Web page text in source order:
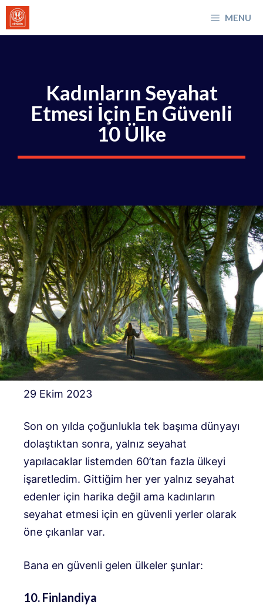
İçeriğe
atla
MENU
Kadınların Seyahat
Etmesi İçin En Güvenli
10 Ülke
29 Ekim 2023
Son on yılda çoğunlukla tek başıma dünyayı
dolaştıktan sonra, yalnız seyahat
yapılacaklar listemden 60’tan fazla ülkeyi
işaretledim. Gittiğim her yer yalnız seyahat
edenler için harika değil ama kadınların
seyahat etmesi için en güvenli yerler olarak
öne çıkanlar var.
Bana en güvenli gelen ülkeler şunlar:
10. Finlandiya